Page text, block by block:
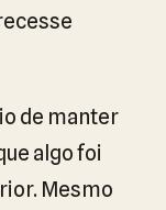
de manter
algo foi
Mesmo